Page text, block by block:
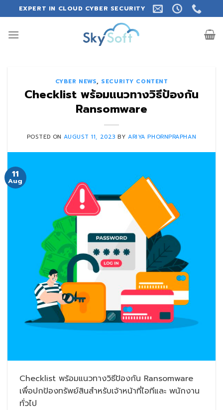
to
content
EXPERT IN CLOUD CYBER SECURITY
CYBER NEWS, SECURITY CONTENT
Checklist พร้อมแนวทางวิธีป้องกัน
Ransomware
POSTED ONAUGUST 11, 2023 BYARIYA PHORNPRAPHAN
11
Aug
Checklist พร้อมแนวทางวิธีป้องกัน Ransomware
เพื่อปกป้องทรัพย์สินสำหรับเจ้าหน้าที่ไอทีและ พนักงาน
ทั่วไป